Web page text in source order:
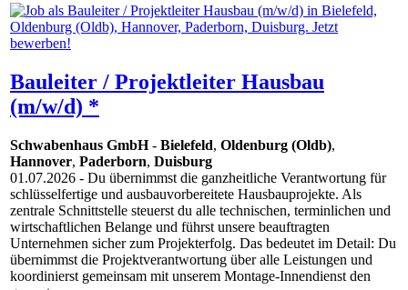
Bauleiter / Projektleiter Hausbau
(m/w/d) *
Schwabenhaus GmbH- Bielefeld, Oldenburg (Oldb),
Hannover, Paderborn, Duisburg
01.07.2026 - Du übernimmst die ganzheitliche Verantwortung für
schlüsselfertige und ausbauvorbereitete Hausbauprojekte. Als
zentrale Schnittstelle steuerst du alle technischen, terminlichen und
wirtschaftlichen Belange und führst unsere beauftragten
Unternehmen sicher zum Projekterfolg. Das bedeutet im Detail: Du
übernimmst die Projektverantwortung über alle Leistungen und
koordinierst gemeinsam mit unserem Montage-Innendienst den